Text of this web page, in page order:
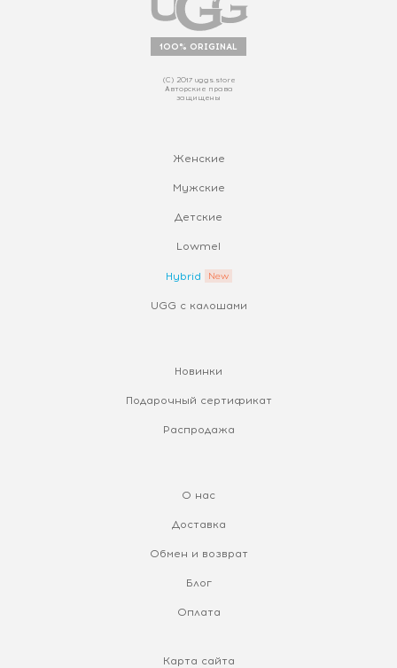
100% ORIGINAL
(С) 2017 uggs.store
Авторские права
защищены
Женские
Мужские
Детские
Lowmel
Hybrid
UGG с калошами
Новинки
Подарочный сертификат
Распродажа
О нас
Доставка
Обмен и возврат
Блог
Оплата
Карта сайта